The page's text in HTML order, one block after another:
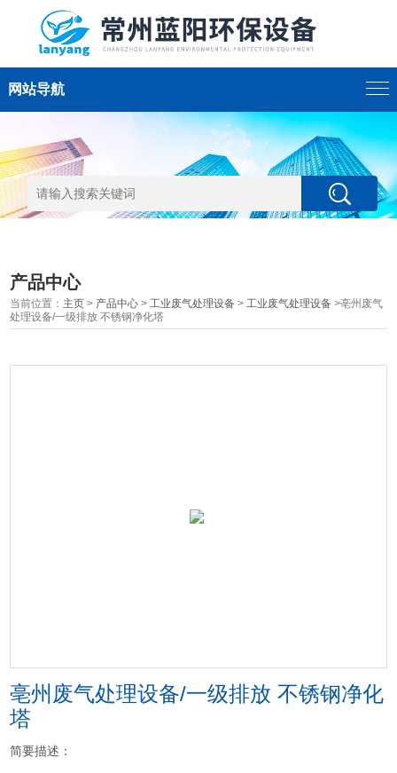
网站导航
产品中心
当前位置： 主页 > 产品中心 >工业废气处理设备 >工业废气处理设备 >亳州废气
处理设备/一级排放 不锈钢净化塔
亳州废气处理设备/一级排放 不锈钢净化
塔
简要描述：